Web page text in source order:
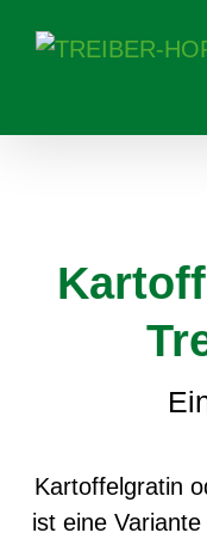
Kartoffelgratin
ist eine